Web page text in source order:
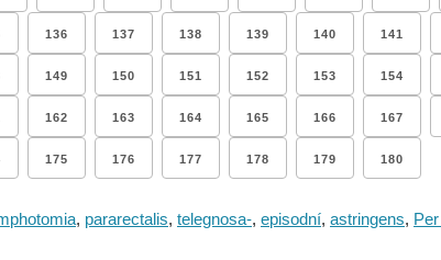
136 137 138 139 140 141
149 150 151 152 153 154
162 163 164 165 166 167
175 176 177 178 179 180
, pararectalis, telegnosa-, episodní, astringens,